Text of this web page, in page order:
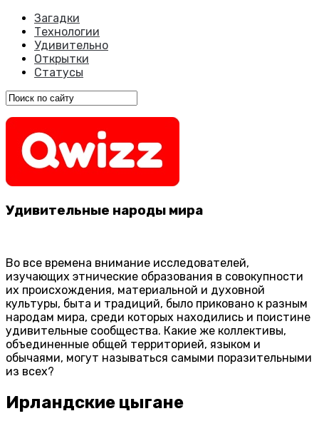
Загадки
Технологии
Удивительно
Открытки
Статусы
Удивительные народы мира
Во все времена внимание исследователей,
изучающих этнические образования в совокупности
их происхождения, материальной и духовной
культуры, быта и традиций, было приковано к разным
народам мира, среди которых находились и поистине
удивительные сообщества. Какие же коллективы,
объединенные общей территорией, языком и
обычаями, могут называться самыми поразительными
из всех?
Ирландские цыгане